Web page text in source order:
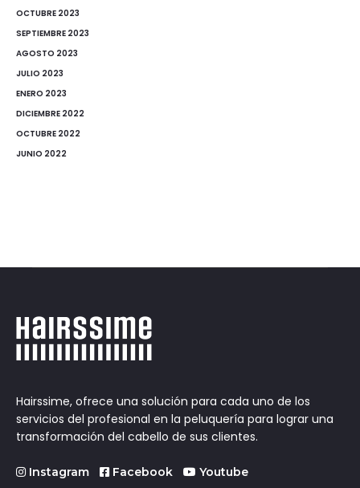
OCTUBRE 2023
SEPTIEMBRE 2023
AGOSTO 2023
JULIO 2023
ENERO 2023
DICIEMBRE 2022
OCTUBRE 2022
JUNIO 2022
Hairssime, ofrece una solución para cada uno de los
servicios del profesional en la peluquería para lograr una
transformación del cabello de sus clientes.
Instagram Facebook Youtube